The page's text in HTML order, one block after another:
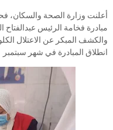
مبادرة فخامة الرئيس
انطلاق المبادرة في شهر سبتمبر 2021 وحتى اليوم.